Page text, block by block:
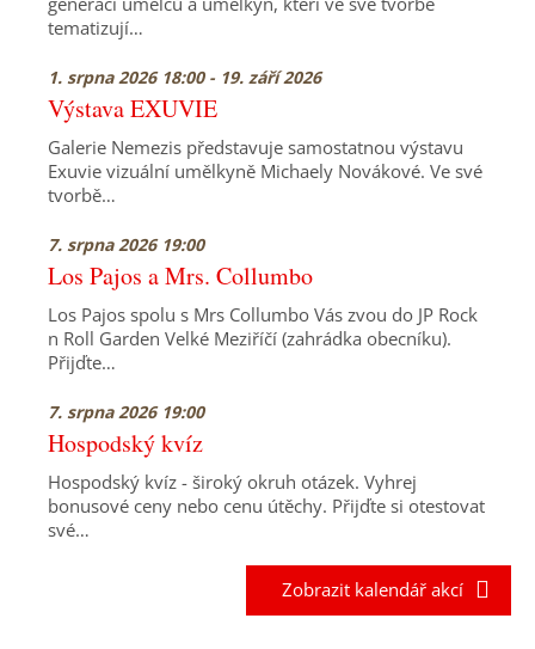
tematizují…
1. srpna 2026 18:00 - 19. září 2026
Výstava EXUVIE
Galerie Nemezis představuje samostatnou výstavu
Exuvie vizuální umělkyně Michaely Novákové. Ve své
tvorbě…
7. srpna 2026 19:00
Los Pajos a Mrs. Collumbo
Los Pajos spolu s Mrs Collumbo Vás zvou do JP Rock
n Roll Garden Velké Meziříčí (zahrádka obecníku).
Přijďte…
7. srpna 2026 19:00
Hospodský kvíz
Hospodský kvíz - široký okruh otázek. Vyhrej
bonusové ceny nebo cenu útěchy. Přijďte si otestovat
své…
Zobrazit kalendář akcí